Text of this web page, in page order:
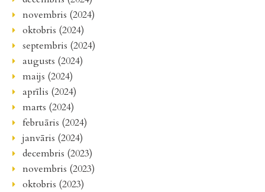
novembris (2024)
oktobris (2024)
septembris (2024)
augusts (2024)
maijs (2024)
aprīlis (2024)
marts (2024)
februāris (2024)
janvāris (2024)
decembris (2023)
novembris (2023)
oktobris (2023)